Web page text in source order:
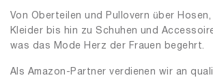
Von Oberteilen und Pullovern über Hosen,
Kleider bis hin zu Schuhen und
was das Mode Herz der Frauen begehrt.
Als Amazon-Partner verdienen wir an